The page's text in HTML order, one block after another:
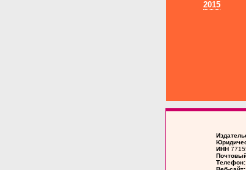
2015
ИНН
Телефон: